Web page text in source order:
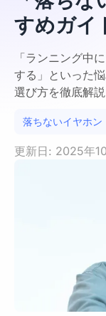
すめガイ
「ランニング中
する」といった
選び方を徹底解説
落ちないイヤホン
更新日: 2025年